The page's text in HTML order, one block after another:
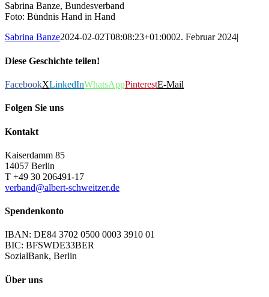
Sabrina Banze, Bundesverband
Foto: Bündnis Hand in Hand
Sabrina Banze2024-02-02T08:08:23+01:0002. Februar 2024|
Diese Geschichte teilen!
FacebookXLinkedInWhatsAppPinterestE-Mail
Folgen Sie uns
Kontakt
Kaiserdamm 85
14057 Berlin
T +49 30 206491-17
verband@albert-schweitzer.de
Spendenkonto
IBAN: DE84 3702 0500 0003 3910 01
BIC: BFSWDE33BER
SozialBank, Berlin
Über uns